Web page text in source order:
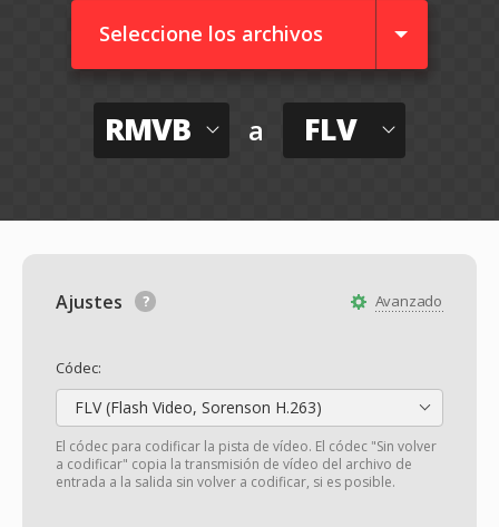
Seleccione los archivos
RMVB a FLV
Avanzado
Ajustes
Códec:
FLV (Flash Video, Sorenson H.263)
El códec para codificar la pista de vídeo. El códec "Sin volver
a codificar" copia la transmisión de vídeo del archivo de
entrada a la salida sin volver a codificar, si es posible.